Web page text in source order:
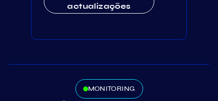
actualizações
MONITORING